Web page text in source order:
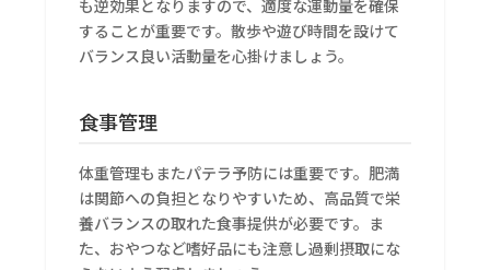
も逆効果となりますので、適度な運動量を確保
することが重要です。散歩や遊び時間を設けて
バランス良い活動量を心掛けましょう。
食事管理
体重管理もまたパテラ予防には重要です。肥満
は関節への負担となりやすいため、高品質で栄
養バランスの取れた食事提供が必要です。ま
た、おやつなど嗜好品にも注意し過剰摂取にな